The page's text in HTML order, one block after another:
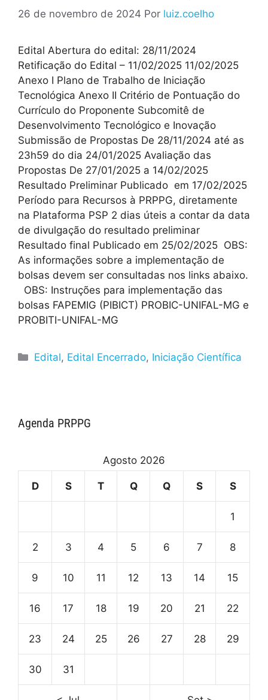
26 de novembro de 2024 Por luiz.coelho
Edital Abertura do edital: 28/11/2024
Retificação do Edital – 11/02/2025 11/02/2025
Anexo I Plano de Trabalho de Iniciação
Tecnológica Anexo II Critério de Pontuação do
Currículo do Proponente Subcomitê de
Desenvolvimento Tecnológico e Inovação
Submissão de Propostas De 28/11/2024 até as
23h59 do dia 24/01/2025 Avaliação das
Propostas De 27/01/2025 a 14/02/2025
Resultado Preliminar Publicado em 17/02/2025
Período para Recursos à PRPPG, diretamente
na Plataforma PSP 2 dias úteis a contar da data
de divulgação do resultado preliminar
Resultado final Publicado em 25/02/2025 OBS:
As informações sobre a implementação de
bolsas devem ser consultadas nos links abaixo.
OBS: Instruções para implementação das
bolsas FAPEMIG (PIBICT) PROBIC-UNIFAL-MG e
PROBITI-UNIFAL-MG
Edital, Edital Encerrado, Iniciação Científica
Agenda PRPPG
Agosto 2026
D S T Q Q S S
1
2 3 4 5 6 7 8
9 10 11 12 13 14 15
16 17 18 19 20 21 22
23 24 25 26 27 28 29
30 31